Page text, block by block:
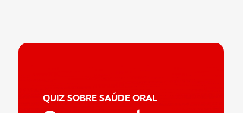
QUIZ SOBRE SAÚDE ORAL